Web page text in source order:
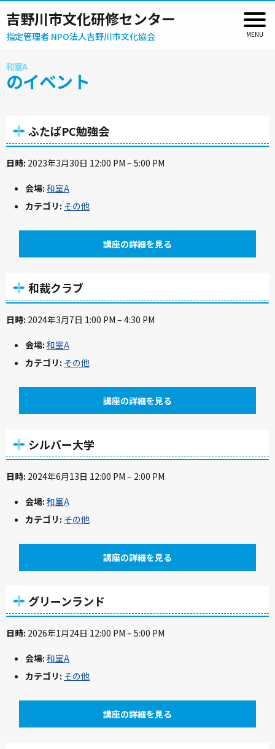
吉野川市文化研修センター
指定管理者 NPO法人吉野川市文化協会
和室A
のイベント
ふたばPC勉強会
日時: 2023年3月30日 12:00 PM – 5:00 PM
会場: 和室A
カテゴリ: その他
講座の詳細を見る
和裁クラブ
日時: 2024年3月7日 1:00 PM – 4:30 PM
会場: 和室A
カテゴリ: その他
講座の詳細を見る
シルバー大学
日時: 2024年6月13日 12:00 PM – 2:00 PM
会場: 和室A
カテゴリ: その他
講座の詳細を見る
グリーンランド
日時: 2026年1月24日 12:00 PM – 5:00 PM
会場: 和室A
カテゴリ: その他
講座の詳細を見る